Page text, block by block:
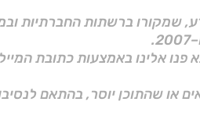
שמקורו ברשתות החברתיות
פנו אלינו באמצעות כתובת המייל
או שהתוכן יוסר, בהתאם